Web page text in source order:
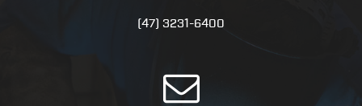
(47) 3231-6400